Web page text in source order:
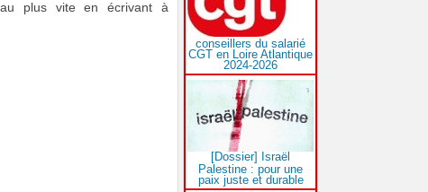
plus vite en écrivant à
conseillers du salarié
CGT en Loire Atlantique
2024-2026
[Dossier] Israël
Palestine : pour une
paix juste et durable